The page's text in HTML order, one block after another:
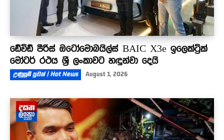
ඩේවිඩ් පීරිස් ඔටෝමොබයිල්ස් BAIC X3e ඉලෙක්ට්‍රික්
මෝටර් රථය ශ්‍රී ලංකාවට හඳුන්වා දෙයි
උණුසුම් පුවත් | Hot News August 1, 2026